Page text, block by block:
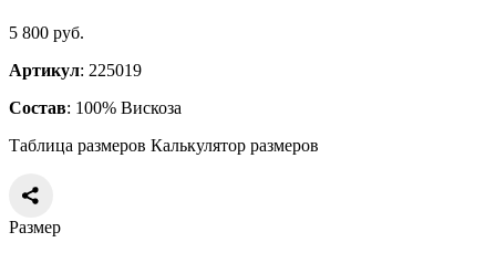
5 800 руб.
Артикул: 225019
Состав: 100% Вискоза
Таблица размеров Калькулятор размеров
Размер